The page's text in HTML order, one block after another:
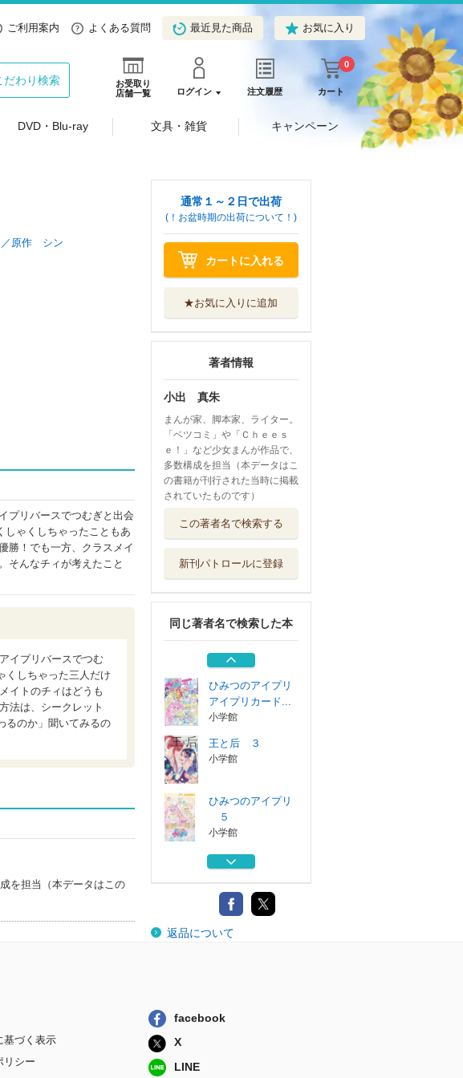
ご利用案内 よくある質問 最近見た商品 お気に入り
お受取り
店舗一覧
ログイン 注文履歴 カート
0
だわり検索
DVD・Blu-ray 文具・雑貨 キャンペーン
／原作 シン
プリバースでつむぎと出会
しゃくしちゃったこともあ
勝！でも一方、クラスメイ
そんなチィが考えたこと
イプリバースでつむ
くしちゃった三人だけ
イトのチィはどうも
法は、シークレット
るのか」聞いてみるの
を担当（本データはこの
通常１～２日で出荷
(！お盆時期の出荷について！)
カートに入れる
★お気に入りに追加
著者情報
小出 真朱
まんが家、脚本家、ライター。
「ベツコミ」や「Ｃｈｅｅｓ
ｅ！」など少女まんが作品で、
多数構成を担当（本データはこ
の書籍が刊行された当時に掲載
されていたものです）
この著者名で検索する
新刊パトロールに登録
同じ著者名で検索した本
５
ひみつのアイプリ
小学館
ひみつのアイプリ
３
小学館
ひみつのアイプリ
アイプリカード...
小学館
王と后 ３
小学館
ひみつのアイプリ
５
小学館
ひみつのアイプリ
小学館
ひみつのアイプリ
３
返品について
基づく表示
リシー
facebook
X
LINE